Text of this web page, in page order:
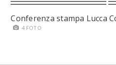
Conferenza stampa Lucca
4 FOTO